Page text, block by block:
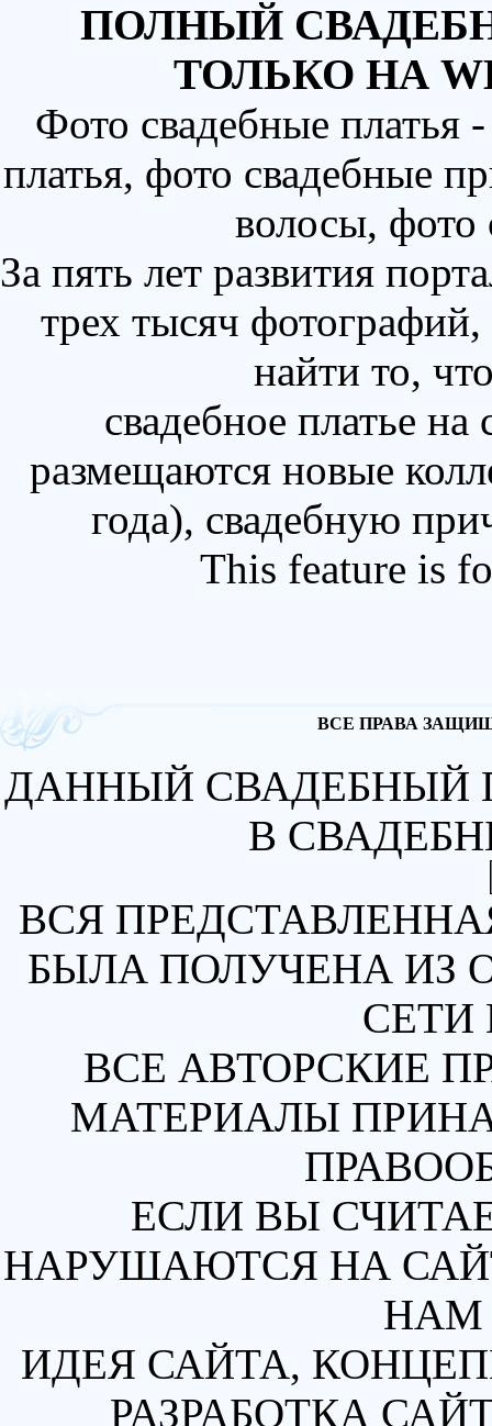
ПОЛНЫЙ
ТОЛЬКО НА
Фото свадебные
платья, фото свадебные
волосы,
За пять лет развития
трех тысяч
найти то,
свадебное платье
размещаются новые
года), свадебную
This feature is
ВСЕ ПРАВА
ДАННЫЙ СВАДЕБНЫЙ
В
ВСЯ
БЫЛА ПОЛУЧЕНА ИЗ
СЕТИ
ВСЕ АВТОРСКИЕ
МАТЕРИАЛЫ
ЕСЛИ ВЫ
НАРУШАЮТСЯ НА
НАМ
ИДЕЯ САЙТА,
РАЗРАБОТКА